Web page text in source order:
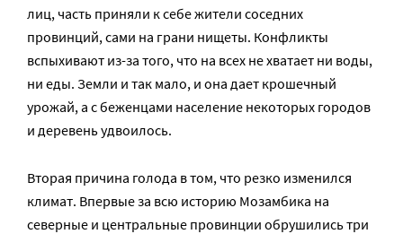
лиц, часть приняли к себе жители соседних
провинций, сами на грани нищеты. Конфликты
вспыхивают из-за того, что на всех не хватает ни воды,
ни еды. Земли и так мало, и она дает крошечный
урожай, а с беженцами население некоторых городов
и деревень удвоилось.
Вторая причина голода в том, что резко изменился
климат. Впервые за всю историю Мозамбика на
северные и центральные провинции обрушились три